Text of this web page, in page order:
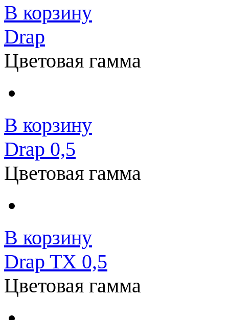
В корзину
Drap
Цветовая гамма
В корзину
Drap 0,5
Цветовая гамма
В корзину
Drap TX 0,5
Цветовая гамма